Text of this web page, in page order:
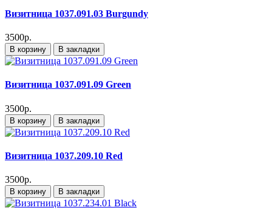
Визитница 1037.091.03 Burgundy
3500р.
В корзину В закладки
Визитница 1037.091.09 Green
3500р.
В корзину В закладки
Визитница 1037.209.10 Red
3500р.
В корзину В закладки